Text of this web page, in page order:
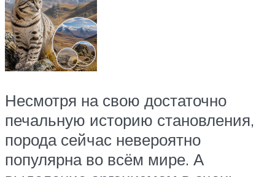
Несмотря на свою достаточно
печальную историю становления,
порода сейчас невероятно
популярна во всём мире. А